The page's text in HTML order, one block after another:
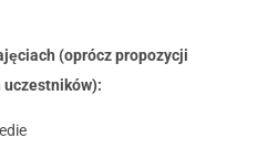
(oprócz propozycji
uczestników):